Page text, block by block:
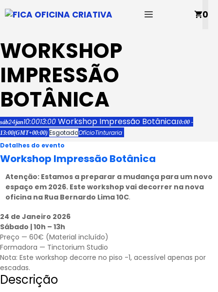
para
conteúdo
MENU 0
WORKSHOP
IMPRESSÃO
BOTÂNICA
sáb24jan10:0013:00 Workshop Impressão Botânica10:00 -
13:00(GMT+00:00) EsgotadoOfícioTinturaria
Detalhes do evento
Workshop Impressão Botânica
Atenção: Estamos a preparar a mudança para um novo
espaço em 2026. Este workshop vai decorrer na nova
oficina na Rua Bernardo Lima 10C.
24 de Janeiro 2026
Sábado | 10h – 13h
Preço — 60€ (Material incluído)
Formadora — Tinctorium Studio
Nota: Este workshop decorre no piso -1, acessível apenas por
escadas.
Descrição